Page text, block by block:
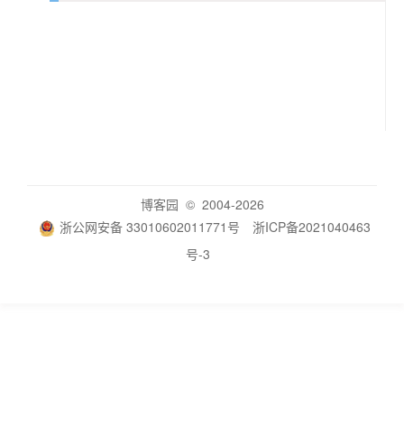
博客园 © 2004-2026
浙公网安备 33010602011771号
浙ICP备2021040463
号-3